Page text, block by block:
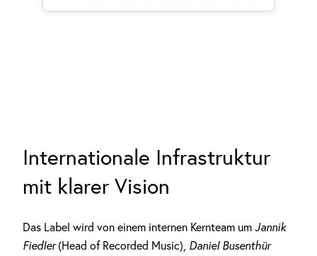
Internationale Infrastruktur
mit klarer Vision
Das Label wird von einem internen Kernteam um Jannik
Fiedler(Head of Recorded Music), Daniel Busenthür